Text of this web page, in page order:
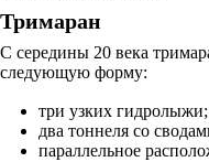
Тримаран
С середины 20 века
следующую форму:
три узких гидролыжи;
два тоннеля со
параллельное